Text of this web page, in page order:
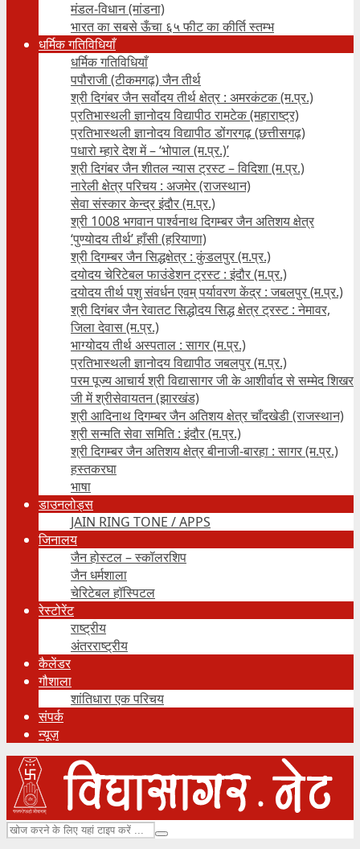
मंडल-विधान (मांडना)
भारत का सबसे ऊँचा ६५ फीट का कीर्ति स्तम्भ
धर्मिक गतिविधियाँ
धर्मिक गतिविधियाँ
पपौराजी (टीकमगढ़) जैन तीर्थ
श्री दिगंबर जैन सर्वोदय तीर्थ क्षेत्र : अमरकंटक (म.प्र.)
प्रतिभास्थली ज्ञानोदय विद्यापीठ रामटेक (महाराष्ट्र)
प्रतिभास्थली ज्ञानोदय विद्यापीठ डोंगरगढ़ (छत्तीसगढ़)
पधारो म्हारे देश में – ‘भोपाल (म.प्र.)’
श्री दिगंबर जैन शीतल न्यास ट्रस्ट – विदिशा (म.प्र.)
नारेली क्षेत्र परिचय : अजमेर (राजस्थान)
सेवा संस्कार केन्द्र इंदौर (म.प्र.)
श्री 1008 भगवान पार्श्वनाथ दिगम्बर जैन अतिशय क्षे‍त्र
‘पुण्योदय तीर्थ’ हाँसी (हरियाणा)
श्री दिगम्बर जैन सिद्धक्षेत्र : कुंडलपुर (म.प्र.)
दयोदय चेरिटेबल फाउंडेशन ट्रस्ट : इंदौर (म.प्र.)
दयोदय तीर्थ पशु संवर्धन एवम्‌ पर्यावरण केंद्र : जबलपुर (म.प्र.)
श्री दिगंबर जैन रेवातट सिद्धोदय सिद्ध क्षेत्र ट्रस्ट : नेमावर,
जिला देवास (म.प्र.)
भाग्योदय तीर्थ अस्पताल : सागर (म.प्र.)
प्रतिभास्थली ज्ञानोदय विद्यापीठ जबलपुर (म.प्र.)
परम पूज्य आचार्य श्री विद्यासागर जी के आशीर्वाद से सम्मेद शिखर
जी में श्रीसेवायतन (झारखंड)
श्री आदिनाथ दिगम्बर जैन अतिशय क्षेत्र चाँदखेडी (राजस्थान)
श्री सन्मति सेवा समिति : इंदौर (म.प्र.)
श्री दिगम्बर जैन अतिशय क्षेत्र बीनाजी-बारहा : सागर (म.प्र.)
हस्तकरघा
भाषा
डाउनलोड्स
JAIN RING TONE / APPS
जिनालय
जैन होस्टल – स्कॉलरशिप
जैन धर्मशाला
चेरिटेबल हॉस्पिटल
रेस्टोरेंट
राष्ट्रीय
अंतरराष्ट्रीय
कैलेंडर
गौशाला
शांतिधारा एक परिचय
संपर्क
न्यूज़